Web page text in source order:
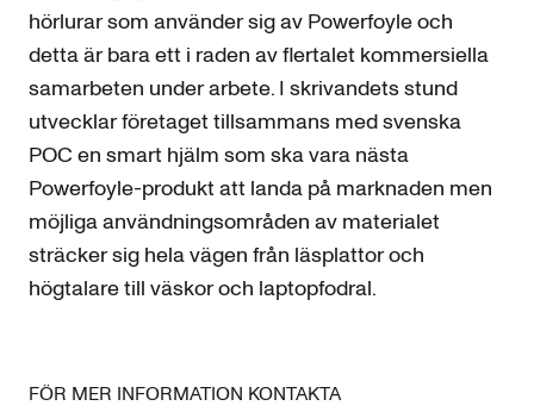
hörlurar som använder sig av Powerfoyle och
detta är bara ett i raden av flertalet kommersiella
samarbeten under arbete. I skrivandets stund
utvecklar företaget tillsammans med svenska
POC en smart hjälm som ska vara nästa
Powerfoyle-produkt att landa på marknaden men
möjliga användningsområden av materialet
sträcker sig hela vägen från läsplattor och
högtalare till väskor och laptopfodral.
FÖR MER INFORMATION KONTAKTA